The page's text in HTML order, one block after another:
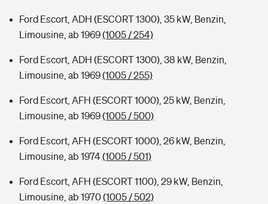
Ford Escort, ADH (ESCORT 1300), 35 kW, Benzin,
Limousine, ab 1969(1005 / 254)
Ford Escort, ADH (ESCORT 1300), 38 kW, Benzin,
Limousine, ab 1969(1005 / 255)
Ford Escort, AFH (ESCORT 1000), 25 kW, Benzin,
Limousine, ab 1969(1005 / 500)
Ford Escort, AFH (ESCORT 1000), 26 kW, Benzin,
Limousine, ab 1974(1005 / 501)
Ford Escort, AFH (ESCORT 1100), 29 kW, Benzin,
Limousine, ab 1970(1005 / 502)